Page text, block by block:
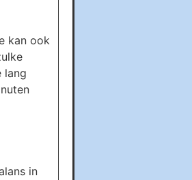
kan ook
lang
in